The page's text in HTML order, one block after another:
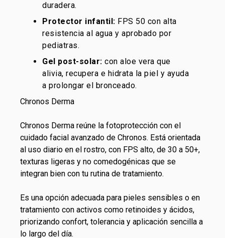
duradera.
Protector infantil: FPS 50 con alta
resistencia al agua y aprobado por
pediatras.
Gel post-solar: con aloe vera que
alivia, recupera e hidrata la piel y ayuda
a prolongar el bronceado.
Chronos Derma
Chronos Derma reúne la fotoprotección con el
cuidado facial avanzado de Chronos. Está orientada
al uso diario en el rostro, con FPS alto, de 30 a 50+,
texturas ligeras y no comedogénicas que se
integran bien con tu rutina de tratamiento.
Es una opción adecuada para pieles sensibles o en
tratamiento con activos como retinoides y ácidos,
priorizando confort, tolerancia y aplicación sencilla a
lo largo del día.